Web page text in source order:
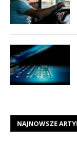
NAJNOWSZE